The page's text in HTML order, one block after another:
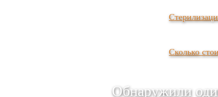
Сколько
Обнаружили